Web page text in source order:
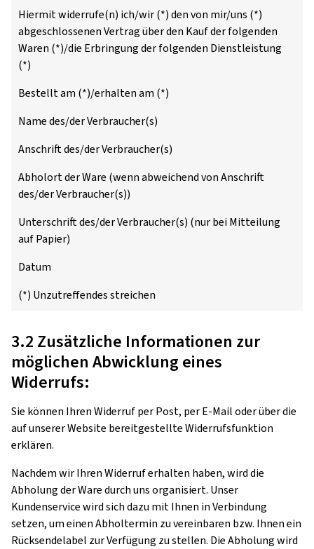
Hiermit widerrufe(n) ich/wir (*) den von mir/uns (*)
abgeschlossenen Vertrag über den Kauf der folgenden
Waren (*)/die Erbringung der folgenden Dienstleistung
(*)
Bestellt am (*)/erhalten am (*)
Name des/der Verbraucher(s)
Anschrift des/der Verbraucher(s)
Abholort der Ware (wenn abweichend von Anschrift
des/der Verbraucher(s))
Unterschrift des/der Verbraucher(s) (nur bei Mitteilung
auf Papier)
Datum
(*) Unzutreffendes streichen
3.2 Zusätzliche Informationen zur
möglichen Abwicklung eines
Widerrufs:
Sie können Ihren Widerruf per Post, per E-Mail oder über die
auf unserer Website bereitgestellte Widerrufsfunktion
erklären.
Nachdem wir Ihren Widerruf erhalten haben, wird die
Abholung der Ware durch uns organisiert. Unser
Kundenservice wird sich dazu mit Ihnen in Verbindung
setzen, um einen Abholtermin zu vereinbaren bzw. Ihnen ein
Rücksendelabel zur Verfügung zu stellen. Die Abholung wird